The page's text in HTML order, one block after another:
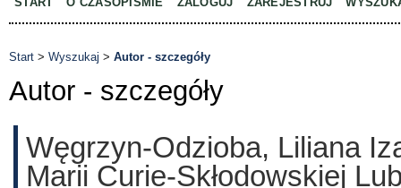
Start > Wyszukaj > Autor - szczegóły
Autor - szczegóły
Węgrzyn-Odzioba, Liliana
Marii Curie-Skłodowskiej